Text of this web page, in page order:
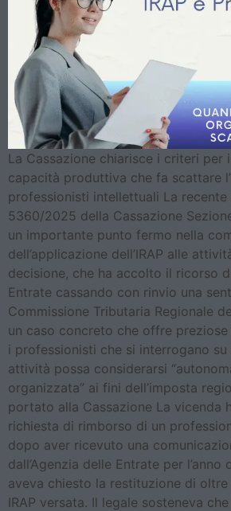
La Cassazione chiarisce i criteri per
capacità produttiva che fa scattare
professionisti intellettuali La recente
5360/2025 della Cassazione
un importante punto fermo nella
dell’applicazione dell’IRAP alle
decisione, che ha accolto il ricorso
Entrate cassando con rinvio una
Commissione Tributaria Regionale
un caso concreto che offre
i professionisti che si interrogano
attività possa considerarsi
organizzata” ai fini dell’imposta
portato alla Cassazione La vicenda
richiesta di rimborso di un
dopo aver ricevuto una
dall’Agenzia delle Entrate per l’anno
aveva chiesto la restituzione di
IRAP versata. Il legale sosteneva